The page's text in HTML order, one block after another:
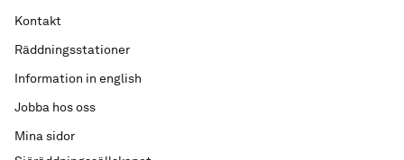
Kontakt
Räddningsstationer
Information in english
Jobba hos oss
Mina sidor